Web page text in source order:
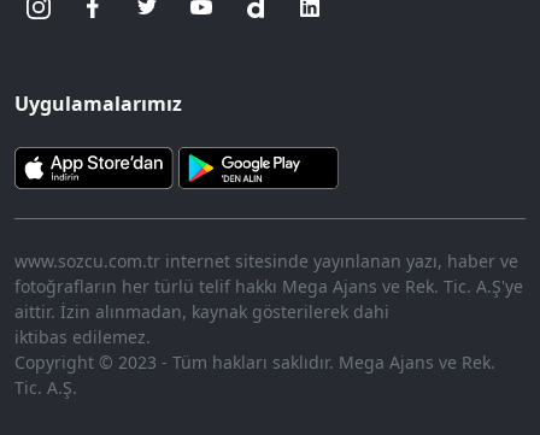
Uygulamalarımız
www.sozcu.com.tr internet sitesinde yayınlanan yazı, haber ve
fotoğrafların her türlü telif hakkı Mega Ajans ve Rek. Tic. A.Ş'ye
aittir. İzin alınmadan, kaynak gösterilerek dahi
iktibas edilemez.
Copyright © 2023 - Tüm hakları saklıdır. Mega Ajans ve Rek.
Tic. A.Ş.